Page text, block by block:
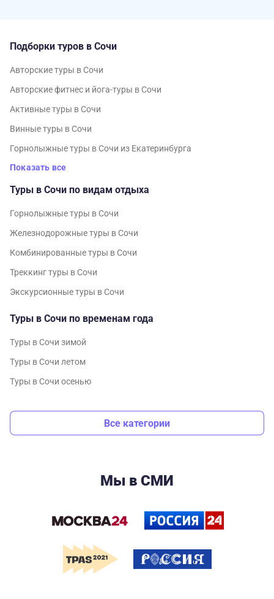
Подборки туров в Сочи
Авторские туры в Сочи
Авторские фитнес и йога-туры в Сочи
Активные туры в Сочи
Винные туры в Сочи
Горнолыжные туры в Сочи из Екатеринбурга
Показать все
Туры в Сочи по видам отдыха
Горнолыжные туры в Сочи
Железнодорожные туры в Сочи
Комбинированные туры в Сочи
Треккинг туры в Сочи
Экскурсионные туры в Сочи
Туры в Сочи по временам года
Туры в Сочи зимой
Туры в Сочи летом
Туры в Сочи осенью
Все категории
Мы в СМИ